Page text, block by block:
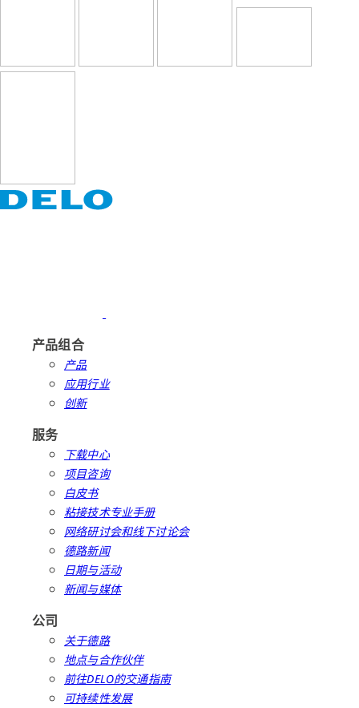
产品组合
产品
应用行业
创新
服务
下载中心
项目咨询
白皮书
粘接技术专业手册
网络研讨会和线下讨论会
德路新闻
日期与活动
新闻与媒体
公司
关于德路
地点与合作伙伴
前往DELO的交通指南
可持续性发展